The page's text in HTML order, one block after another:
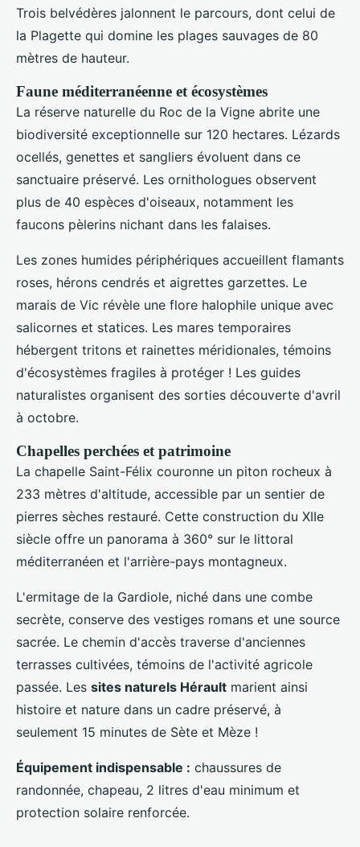
Trois belvédères jalonnent le parcours, dont celui de
la Plagette qui domine les plages sauvages de 80
mètres de hauteur.
Faune méditerranéenne et écosystèmes
La réserve naturelle du Roc de la Vigne abrite une
biodiversité exceptionnelle sur 120 hectares. Lézards
ocellés, genettes et sangliers évoluent dans ce
sanctuaire préservé. Les ornithologues observent
plus de 40 espèces d'oiseaux, notamment les
faucons pèlerins nichant dans les falaises.
Les zones humides périphériques accueillent flamants
roses, hérons cendrés et aigrettes garzettes. Le
marais de Vic révèle une flore halophile unique avec
salicornes et statices. Les mares temporaires
hébergent tritons et rainettes méridionales, témoins
d'écosystèmes fragiles à protéger ! Les guides
naturalistes organisent des sorties découverte d'avril
à octobre.
Chapelles perchées et patrimoine
La chapelle Saint-Félix couronne un piton rocheux à
233 mètres d'altitude, accessible par un sentier de
pierres sèches restauré. Cette construction du XIIe
siècle offre un panorama à 360° sur le littoral
méditerranéen et l'arrière-pays montagneux.
L'ermitage de la Gardiole, niché dans une combe
secrète, conserve des vestiges romans et une source
sacrée. Le chemin d'accès traverse d'anciennes
terrasses cultivées, témoins de l'activité agricole
passée. Les sites naturels Hérault marient ainsi
histoire et nature dans un cadre préservé, à
seulement 15 minutes de Sète et Mèze !
Équipement indispensable : chaussures de
randonnée, chapeau, 2 litres d'eau minimum et
protection solaire renforcée.